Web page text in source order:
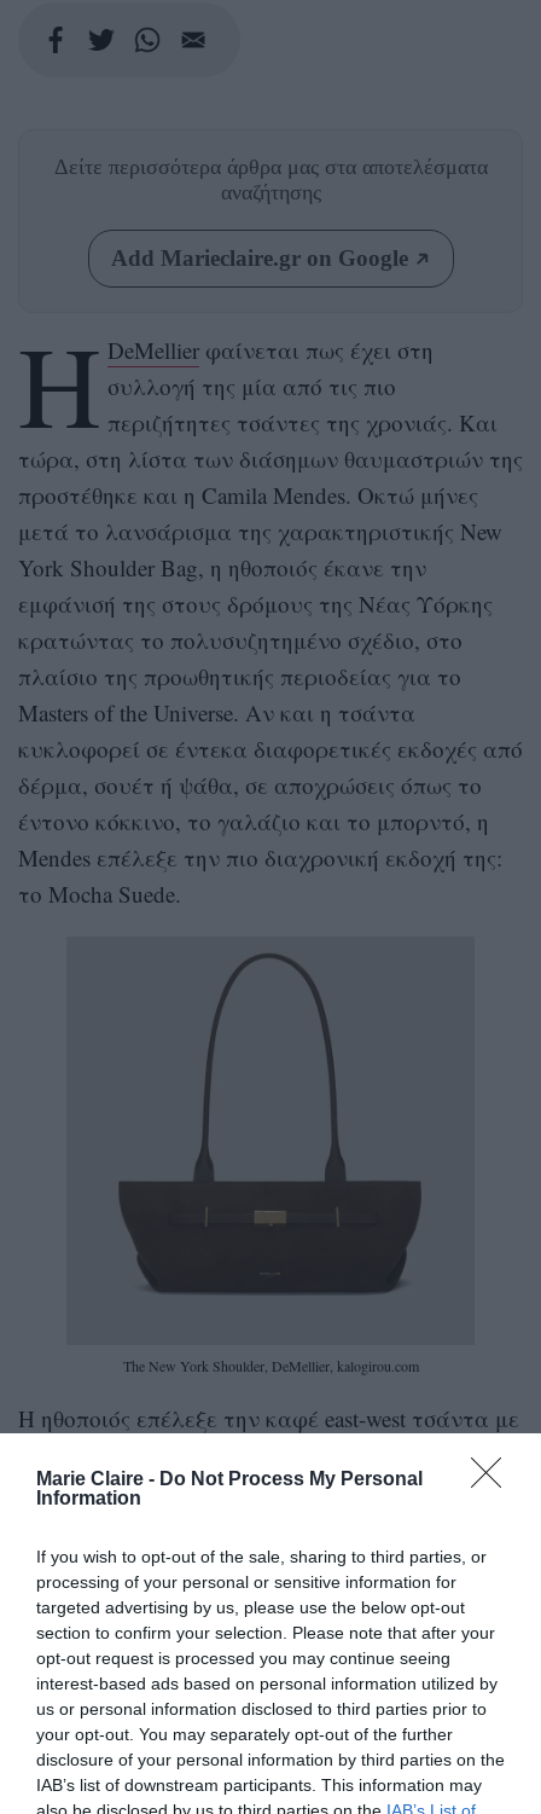
Marie Claire - Do Not Process My Personal
Information
If you wish to opt-out of the sale, sharing to third parties, or
processing of your personal or sensitive information for
targeted advertising by us, please use the below opt-out
section to confirm your selection. Please note that after your
opt-out request is processed you may continue seeing
interest-based ads based on personal information utilized by
us or personal information disclosed to third parties prior to
your opt-out. You may separately opt-out of the further
disclosure of your personal information by third parties on the
IAB’s list of downstream participants. This information may
Δείτε περισσότερα άρθρα μας στα αποτελέσματα
αναζήτησης
Add Marieclaire.gr on Google
Η DeMellierφαίνεται πως έχει στη
συλλογή της μία από τις πιο
περιζήτητες τσάντες της χρονιάς. Και
τώρα, στη λίστα των διάσημων θαυμαστριών της
προστέθηκε και η Camila Mendes. Οκτώ μήνες
μετά το λανσάρισμα της χαρακτηριστικής New
York Shoulder Bag, η ηθοποιός έκανε την
εμφάνισή της στους δρόμους της Νέας Υόρκης
κρατώντας το πολυσυζητημένο σχέδιο, στο
πλαίσιο της προωθητικής περιοδείας για το
Masters of the Universe. Αν και η τσάντα
κυκλοφορεί σε έντεκα διαφορετικές εκδοχές από
δέρμα, σουέτ ή ψάθα, σε αποχρώσεις όπως το
έντονο κόκκινο, το γαλάζιο και το μπορντό, η
Mendes επέλεξε την πιο διαχρονική εκδοχή της:
το Mocha Suede.
The New York Shoulder, DeMellier, kalogirou.com
Η ηθοποιός επέλεξε την καφέ east-west τσάντα με
ένα καλοκαιρινό σετ σε ιβουάρ, αποδεικνύοντας
ότι το σουέτ δεν ανήκει αποκλειστικά στους
μπλούζα από ανάλαφρη σιφόν και midi φούστα
με σούρες, έδωσε στην εμφάνιση μια κομψή,
καλοκαιρινή διάσταση.
Η New York Shoulder ξεχωρίζει χάρη στις
επιμήκεις αναλογίες της. Με άνοιγμα που
φτάνει σχεδόν τα 38 εκατοστά και
χαρακτηριστική οριζόντια σιλουέτα, ανήκει στα